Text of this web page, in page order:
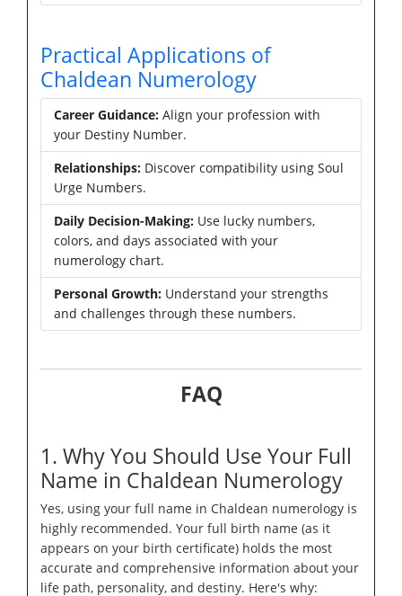
Practical Applications of
Chaldean Numerology
Career Guidance: Align your profession with
your Destiny Number.
Relationships: Discover compatibility using Soul
Urge Numbers.
Daily Decision-Making: Use lucky numbers,
colors, and days associated with your
numerology chart.
Personal Growth: Understand your strengths
and challenges through these numbers.
FAQ
1. Why You Should Use Your Full
Name in Chaldean Numerology
Yes, using your full name in Chaldean numerology is
highly recommended. Your full birth name (as it
appears on your birth certificate) holds the most
accurate and comprehensive information about your
life path, personality, and destiny. Here's why: